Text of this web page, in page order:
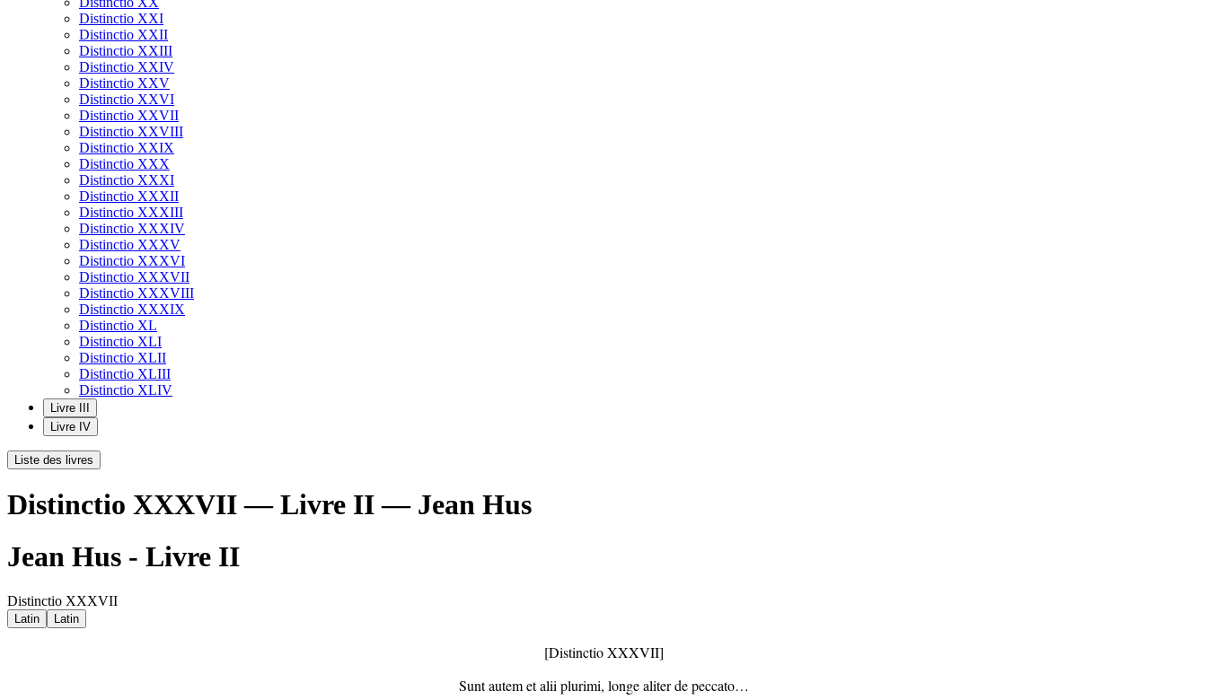
Distinctio XXI
Distinctio XXII
Distinctio XXIII
Distinctio XXIV
Distinctio XXV
Distinctio XXVI
Distinctio XXVII
Distinctio XXVIII
Distinctio XXIX
Distinctio XXX
Distinctio XXXI
Distinctio XXXII
Distinctio XXXIII
Distinctio XXXIV
Distinctio XXXV
Distinctio XXXVI
Distinctio XXXVII
Distinctio XXXVIII
Distinctio XXXIX
Distinctio XL
Distinctio XLI
Distinctio XLII
Distinctio XLIII
Distinctio XLIV
Livre III
Livre IV
Liste des livres
Distinctio XXXVII — Livre II — Jean Hus
Jean Hus - Livre II
Distinctio XXXVII
Latin Latin
[Distinctio XXXVII]
Sunt autem et alii plurimi, longe aliter de peccato…